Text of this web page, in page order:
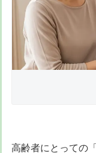
高齢者にとっての